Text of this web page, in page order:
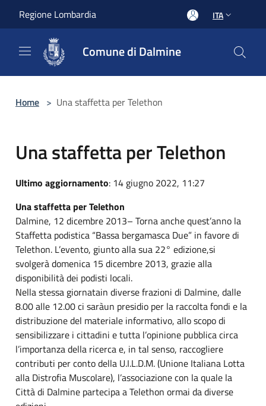
Regione Lombardia ITA
Comune di Dalmine
Home > Una staffetta per Telethon
Una staffetta per Telethon
Ultimo aggiornamento: 14 giugno 2022, 11:27
Una staffetta per Telethon
Dalmine, 12 dicembre 2013– Torna anche quest’anno la
Staffetta podistica “Bassa bergamasca Due” in favore di
Telethon. L’evento, giunto alla sua 22° edizione,si
svolgerà domenica 15 dicembre 2013, grazie alla
disponibilità dei podisti locali.
Nella stessa giornatain diverse frazioni di Dalmine, dalle
8.00 alle 12.00 ci saràun presidio per la raccolta fondi e la
distribuzione del materiale informativo, allo scopo di
sensibilizzare i cittadini e tutta l’opinione pubblica circa
l’importanza della ricerca e, in tal senso, raccogliere
contributi per conto della U.I.L.D.M. (Unione Italiana Lotta
alla Distrofia Muscolare), l’associazione con la quale la
Città di Dalmine partecipa a Telethon ormai da diverse